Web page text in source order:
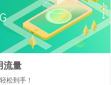
吾尔自治区双河市,新
古自治州,云南省临沧
州,云南省保山市,云南
藏自治区
流量
松到手！